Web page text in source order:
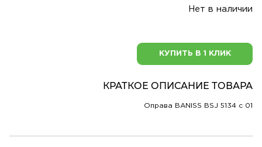
Нет в наличии
КУПИТЬ В 1 КЛИК
КРАТКОЕ ОПИСАНИЕ ТОВАРА
Оправа BANISS BSJ 5134 c 01